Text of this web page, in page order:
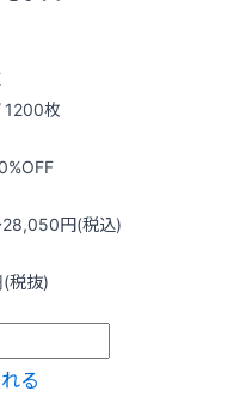
1200枚
%OFF
円(税込)
(税抜)
る